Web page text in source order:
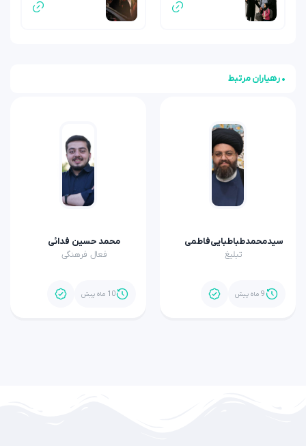
• رهیاران مرتبط
سیدمحمدطباطبایی‌فاطمی
تبلیغ
9 ماه پیش
محمد حسین فدائی
فعال فرهنگی
10 ماه پیش